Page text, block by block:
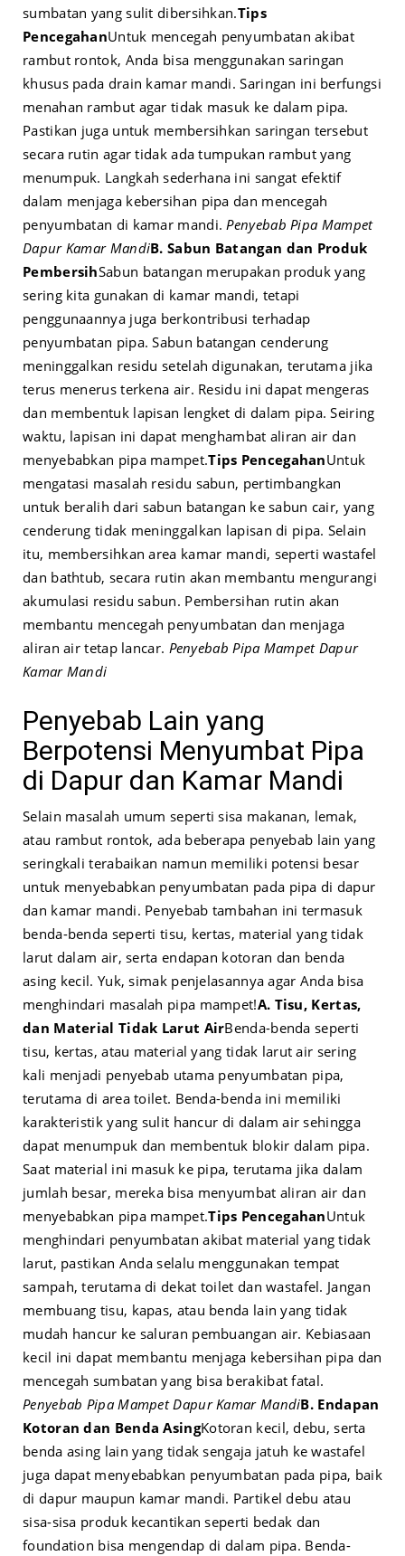
sumbatan yang sulit dibersihkan.Tips
PencegahanUntuk mencegah penyumbatan akibat
rambut rontok, Anda bisa menggunakan saringan
khusus pada drain kamar mandi. Saringan ini berfungsi
menahan rambut agar tidak masuk ke dalam pipa.
Pastikan juga untuk membersihkan saringan tersebut
secara rutin agar tidak ada tumpukan rambut yang
menumpuk. Langkah sederhana ini sangat efektif
dalam menjaga kebersihan pipa dan mencegah
penyumbatan di kamar mandi.Penyebab Pipa Mampet
Dapur Kamar MandiB. Sabun Batangan dan Produk
PembersihSabun batangan merupakan produk yang
sering kita gunakan di kamar mandi, tetapi
penggunaannya juga berkontribusi terhadap
penyumbatan pipa. Sabun batangan cenderung
meninggalkan residu setelah digunakan, terutama jika
terus menerus terkena air. Residu ini dapat mengeras
dan membentuk lapisan lengket di dalam pipa. Seiring
waktu, lapisan ini dapat menghambat aliran air dan
menyebabkan pipa mampet.Tips PencegahanUntuk
mengatasi masalah residu sabun, pertimbangkan
untuk beralih dari sabun batangan ke sabun cair, yang
cenderung tidak meninggalkan lapisan di pipa. Selain
itu, membersihkan area kamar mandi, seperti wastafel
dan bathtub, secara rutin akan membantu mengurangi
akumulasi residu sabun. Pembersihan rutin akan
membantu mencegah penyumbatan dan menjaga
aliran air tetap lancar. Penyebab Pipa Mampet Dapur
Kamar Mandi
Penyebab Lain yang
Berpotensi Menyumbat Pipa
di Dapur dan Kamar Mandi
Selain masalah umum seperti sisa makanan, lemak,
atau rambut rontok, ada beberapa penyebab lain yang
seringkali terabaikan namun memiliki potensi besar
untuk menyebabkan penyumbatan pada pipa di dapur
dan kamar mandi. Penyebab tambahan ini termasuk
benda-benda seperti tisu, kertas, material yang tidak
larut dalam air, serta endapan kotoran dan benda
asing kecil. Yuk, simak penjelasannya agar Anda bisa
menghindari masalah pipa mampet!A. Tisu, Kertas,
dan Material Tidak Larut AirBenda-benda seperti
tisu, kertas, atau material yang tidak larut air sering
kali menjadi penyebab utama penyumbatan pipa,
terutama di area toilet. Benda-benda ini memiliki
karakteristik yang sulit hancur di dalam air sehingga
dapat menumpuk dan membentuk blokir dalam pipa.
Saat material ini masuk ke pipa, terutama jika dalam
jumlah besar, mereka bisa menyumbat aliran air dan
menyebabkan pipa mampet.Tips PencegahanUntuk
menghindari penyumbatan akibat material yang tidak
larut, pastikan Anda selalu menggunakan tempat
sampah, terutama di dekat toilet dan wastafel. Jangan
membuang tisu, kapas, atau benda lain yang tidak
mudah hancur ke saluran pembuangan air. Kebiasaan
kecil ini dapat membantu menjaga kebersihan pipa dan
mencegah sumbatan yang bisa berakibat fatal.
Penyebab Pipa Mampet Dapur Kamar MandiB. Endapan
Kotoran dan Benda AsingKotoran kecil, debu, serta
benda asing lain yang tidak sengaja jatuh ke wastafel
juga dapat menyebabkan penyumbatan pada pipa, baik
di dapur maupun kamar mandi. Partikel debu atau
sisa-sisa produk kecantikan seperti bedak dan
foundation bisa mengendap di dalam pipa. Benda-